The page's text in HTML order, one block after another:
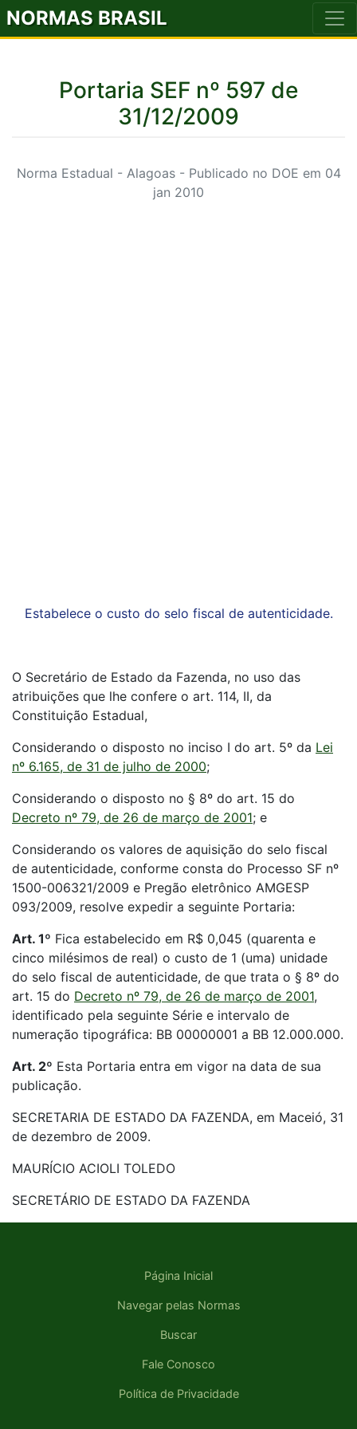
NORMAS BRASIL
Portaria SEF nº 597 de
31/12/2009
Norma Estadual - Alagoas - Publicado no DOE em 04
jan 2010
Estabelece o custo do selo fiscal de autenticidade.
O Secretário de Estado da Fazenda, no uso das
atribuições que lhe confere o art. 114, II, da
Constituição Estadual,
Considerando o disposto no inciso I do art. 5º da Lei
nº 6.165, de 31 de julho de 2000;
Considerando o disposto no § 8º do art. 15 do
Decreto nº 79, de 26 de março de 2001; e
Considerando os valores de aquisição do selo fiscal
de autenticidade, conforme consta do Processo SF nº
1500-006321/2009 e Pregão eletrônico AMGESP
093/2009, resolve expedir a seguinte Portaria:
Art. 1º Fica estabelecido em R$ 0,045 (quarenta e
cinco milésimos de real) o custo de 1 (uma) unidade
do selo fiscal de autenticidade, de que trata o § 8º do
art. 15 do Decreto nº 79, de 26 de março de 2001,
identificado pela seguinte Série e intervalo de
numeração tipográfica: BB 00000001 a BB 12.000.000.
Art. 2º Esta Portaria entra em vigor na data de sua
publicação.
SECRETARIA DE ESTADO DA FAZENDA, em Maceió, 31
de dezembro de 2009.
MAURÍCIO ACIOLI TOLEDO
SECRETÁRIO DE ESTADO DA FAZENDA
Página Inicial
Navegar pelas Normas
Buscar
Fale Conosco
Política de Privacidade